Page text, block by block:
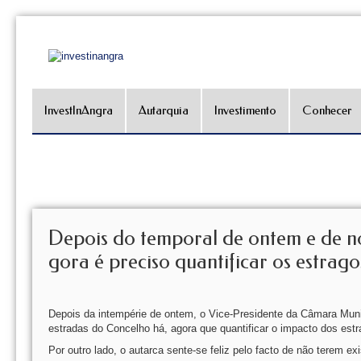
InvestInAngra Autarquia Investimento Conhecer
Depois do temporal de ontem e de
gora é preciso quantificar os
Depois da intempérie de ontem, o Vice-Presidente da Câmara
estradas do Concelho há, agora que quantificar o impacto dos
Por outro lado, o autarca sente-se feliz pelo facto de não terem